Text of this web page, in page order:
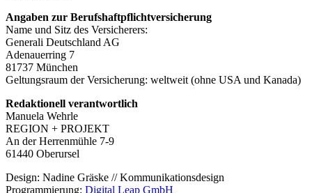
Angaben zur Berufshaftpflichtversicherung
Name und Sitz des Versicherers:
Generali Deutschland AG
Adenauerring 7
81737 München
Geltungsraum der Versicherung: weltweit (ohne USA und Kanada)
Redaktionell verantwortlich
Manuela Wehrle
REGION + PROJEKT
An der Herrenmühle 7-9
61440 Oberursel
Design: Nadine Gräske // Kommunikationsdesign
Programmierung: Digital Leap GmbH